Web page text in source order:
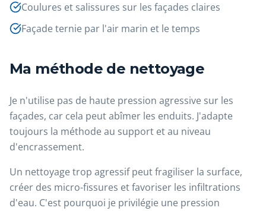
Coulures et salissures sur les façades claires
Façade ternie par l'air marin et le temps
Ma méthode de nettoyage
Je n'utilise pas de haute pression agressive sur les
façades, car cela peut abîmer les enduits. J'adapte
toujours la méthode au support et au niveau
d'encrassement.
Un nettoyage trop agressif peut fragiliser la surface,
créer des micro-fissures et favoriser les infiltrations
d'eau. C'est pourquoi je privilégie une pression